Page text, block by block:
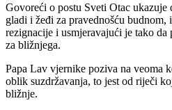
Govoreći o postu Sveti Otac ukazuje
gladi i žeđi za pravednošću
rezignacije i usmjeravajući je tako
za bližnjega.
Papa Lav vjernike poziva na veoma
oblik suzdržavanja, to jest od riječi
bližnje.